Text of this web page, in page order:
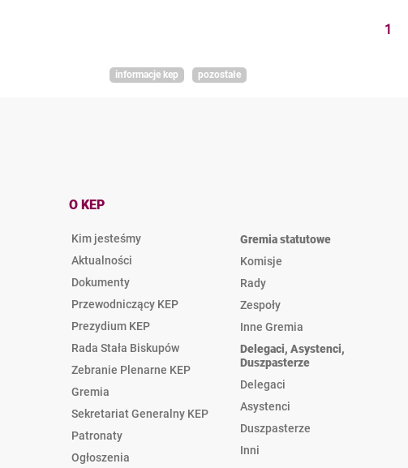
1
informacje kep pozostałe
O KEP
Kim jesteśmy
Aktualności
Dokumenty
Przewodniczący KEP
Prezydium KEP
Rada Stała Biskupów
Zebranie Plenarne KEP
Gremia
Sekretariat Generalny KEP
Patronaty
Ogłoszenia
Gremia statutowe
Komisje
Rady
Zespoły
Inne Gremia
Delegaci, Asystenci,
Duszpasterze
Delegaci
Asystenci
Duszpasterze
Inni